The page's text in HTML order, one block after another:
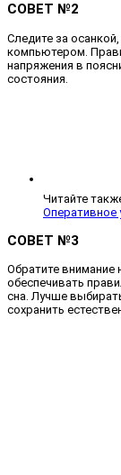
СОВЕТ №2
Следите за
компьютером.
напряжения в
состояния.
Читайте
Оперативное
СОВЕТ №3
Обратите внимание
обеспечивать
сна. Лучше
сохранить